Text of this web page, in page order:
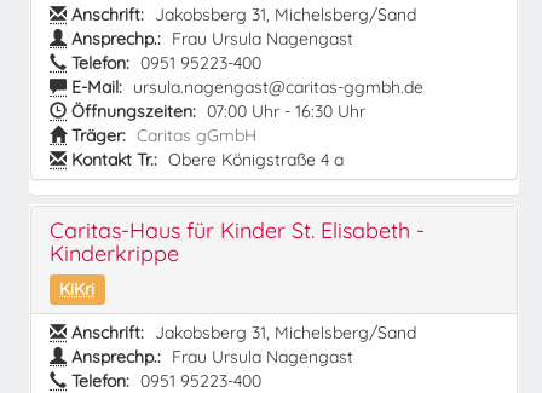
Anschrift: Jakobsberg 31, Michelsberg/Sand
Ansprechp.: Frau Ursula Nagengast
Telefon: 0951 95223-400
E-Mail: ursula.nagengast@caritas-ggmbh.de
Öffnungszeiten: 07:00 Uhr - 16:30 Uhr
Träger: Caritas gGmbH
Kontakt Tr.: Obere Königstraße 4 a
Caritas-Haus für Kinder St. Elisabeth -
Kinderkrippe
KiKri
Anschrift: Jakobsberg 31, Michelsberg/Sand
Ansprechp.: Frau Ursula Nagengast
Telefon: 0951 95223-400